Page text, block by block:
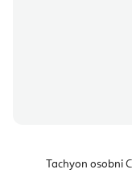
Tachyon osobni